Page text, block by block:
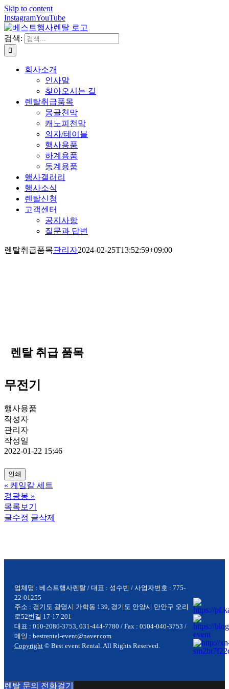
Skip to content
InstagramYouTube
검색:
회사소개
인사말
찾아오시는 길
렌탈취급품목
몽골천막
캐노피천막
의자/테이블
행사용품
하계용품
동계용품
행사갤러리
행사소식
렌탈신청
고객센터
공지사항
질문과 답변
렌탈취급품목관리자2024-02-25T13:52:59+09:00
렌탈 취급 품목
무전기
행사용품
작성자
관리자
작성일
2022-01-22 15:46
인쇄
« 케잌칼 세트
경광봉 »
목록보기
글수정 글삭제
업체명 : 베스트행사렌탈 / 대표 : 성수빈 / 사업자번호 : 775-
22-01255
주소 : 경기도 광명시 가학동 139, 경기도 안양시 만안구 오리
로52번길 17-17 201
대표 : 010-2080-3753, 031-444-7780 / Fax : 0504-040-3753 /
메일 : bestrental-event@naver.com
Copyright© Best event Rental. All Rights Reserved.
렌탈 문의 전화걸기